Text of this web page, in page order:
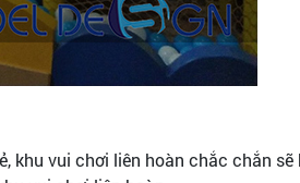
vui chơi liên hoàn chắc chắn sẽ